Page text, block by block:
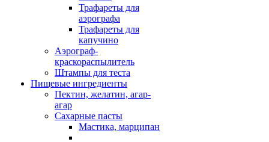
Трафареты для
аэрографа
Трафареты для
капучино
Аэрограф-
краскораспылитель
Штампы для теста
Пищевые ингредиенты
Пектин, желатин, агар-
агар
Сахарные пасты
Мастика, марципан